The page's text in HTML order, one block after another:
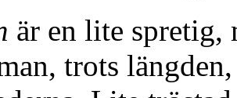
är en lite spretig,
trots